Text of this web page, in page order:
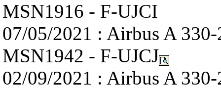
MSN1916 - F-UJCI
07/05/2021 : Airbus A
MSN1942 - F-UJCJ
02/09/2021 : Airbus A